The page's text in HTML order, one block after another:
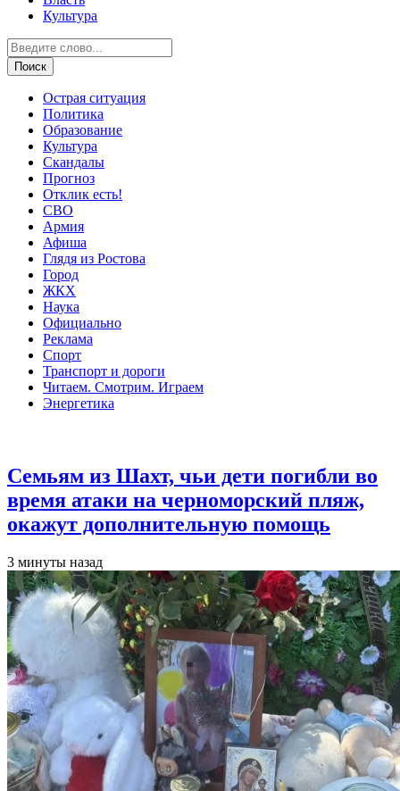
Культура
Острая ситуация
Политика
Образование
Культура
Скандалы
Прогноз
Отклик есть!
СВО
Армия
Афиша
Глядя из Ростова
Город
ЖКХ
Наука
Официально
Реклама
Спорт
Транспорт и дороги
Читаем. Смотрим. Играем
Энергетика
Семьям из Шахт, чьи дети погибли во
время атаки на черноморский пляж,
окажут дополнительную помощь
3 минуты назад